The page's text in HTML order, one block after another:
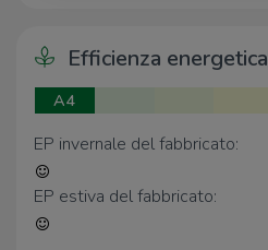
Ristoranti
Trattoria Le Stelle
Pizzeria il Ghiottone
Efficienza energetica
A4
EP invernale del fabbricato:
EP estiva del fabbricato: